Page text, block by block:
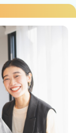
紹介・派遣
詳細条件を変更